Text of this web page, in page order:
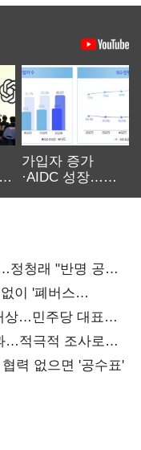
가입자 증가
·AIDC 성장…
정청래 "반명 공세
이 '폐버스
상…민주당 대표로
…적극적 조사로
력 없으면 '공수표'